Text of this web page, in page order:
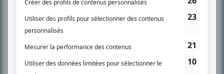
À propos
Nous contacter
Termes et conditions
Politique de confidentialité
Gestion du consentement